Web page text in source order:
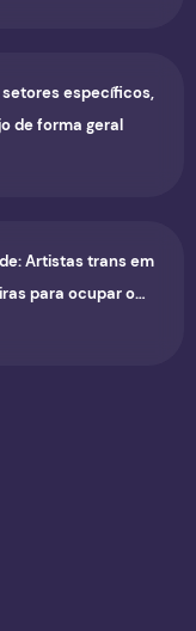
específicos,
de forma geral
Artistas trans em
para ocupar o